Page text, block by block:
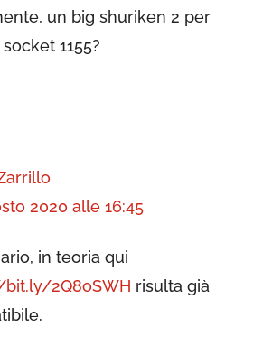
un big shuriken 2 per
1155?
2020 alle 16:45
in teoria qui
2Q8oSWH risulta già